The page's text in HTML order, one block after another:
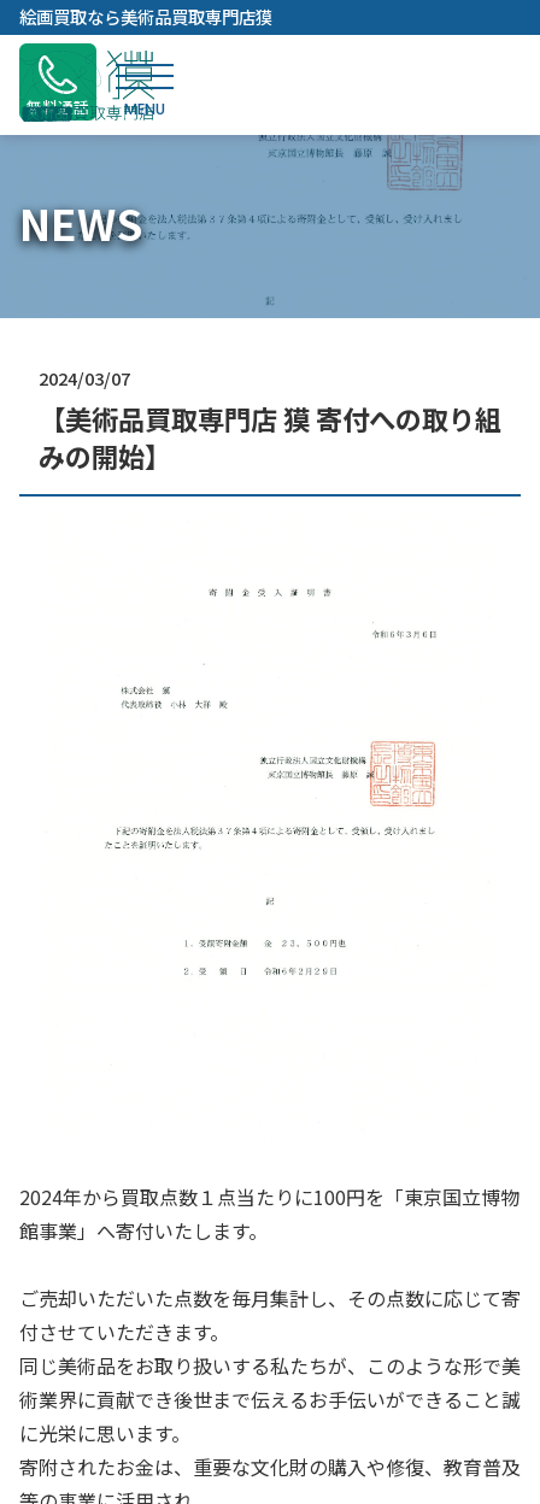
内
容
キ
ッ
絵画買取なら美術品買取専門店獏
無料通話
NEWS
2024/03/07
【美術品買取専門店 獏 寄付への取り組
みの開始】
2024年から買取点数１点当たりに100円を「東京国立博物
館事業」へ寄付いたします。
ご売却いただいた点数を毎月集計し、その点数に応じて寄
付させていただきます。
同じ美術品をお取り扱いする私たちが、このような形で美
術業界に貢献でき後世まで伝えるお手伝いができること誠
に光栄に思います。
寄附されたお金は、重要な文化財の購入や修復、教育普及